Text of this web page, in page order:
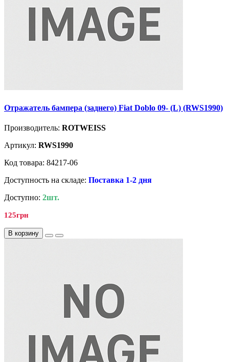
Отражатель бампера (заднего) Fiat Doblo 09- (L) (RWS1990)
Производитель: ROTWEISS
Артикул: RWS1990
Код товара: 84217-06
Доступность на складе: Поставка 1-2 дня
Доступно: 2шт.
125грн
В корзину